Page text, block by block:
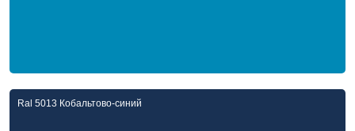
Ral 5013 Кобальтово-синий